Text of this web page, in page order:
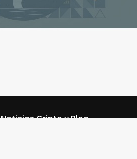
Noticias Cripto y Blog